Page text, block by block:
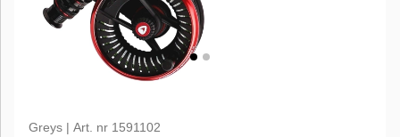
Greys | Art. nr 1591102